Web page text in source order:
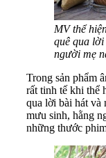
MV thể
quê qua
người mẹ
Trong sản phẩm
rất tinh tế khi thể
qua lời bài hát và
mưu sinh, hằng
những thước